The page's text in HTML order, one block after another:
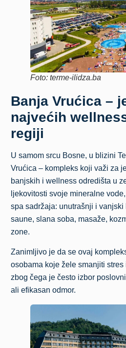
Foto: terme-ilidza.ba
Banja Vrućica –
najvećih
regiji
U samom srcu Bosne, u blizini
Vrućica – kompleks koji važi za
banjskih i wellness odredišta u
ljekovitosti svoje mineralne
spa sadržaja: unutrašnji i
saune, slana soba, masaže,
zone.
Zanimljivo je da se ovaj
osobama koje žele smanjiti
zbog čega je često izbor
ali efikasan odmor.